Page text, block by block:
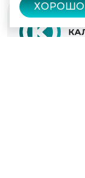
ХОРОШО